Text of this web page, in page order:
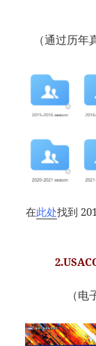
（通过历
在此处找到
（